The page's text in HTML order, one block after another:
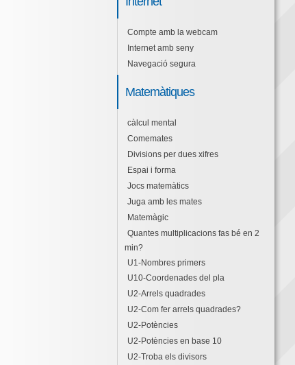
Compte amb la webcam
Internet amb seny
Navegació segura
Matemàtiques
càlcul mental
Comemates
Divisions per dues xifres
Espai i forma
Jocs matemàtics
Juga amb les mates
Matemàgic
Quantes multiplicacions fas bé en 2
min?
U1-Nombres primers
U10-Coordenades del pla
U2-Arrels quadrades
U2-Com fer arrels quadrades?
U2-Potències
U2-Potències en base 10
U2-Troba els divisors